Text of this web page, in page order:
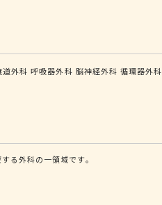
道外科 呼吸器外科 脳神経外科 循環器外科
る外科の一領域です。